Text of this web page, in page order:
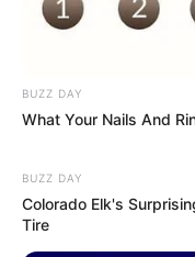
BUZZ DAY
What Your Nails And
BUZZ DAY
Colorado Elk's
Tire